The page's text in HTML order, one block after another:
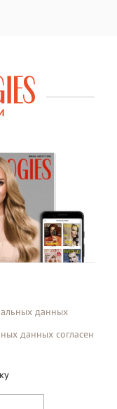
данных
данных согласен